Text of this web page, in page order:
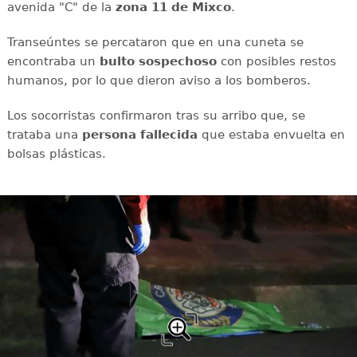
avenida "C" de la zona 11 de Mixco.
Transeúntes se percataron que en una cuneta se
encontraba un bulto sospechosocon posibles restos
humanos, por lo que dieron aviso a los bomberos.
Los socorristas confirmaron tras su arribo que, se
trataba una persona fallecida que estaba envuelta en
bolsas plásticas.